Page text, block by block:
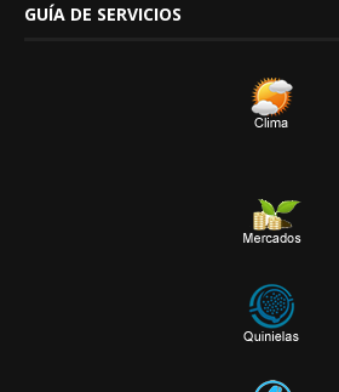
GUÍA DE SERVICIOS